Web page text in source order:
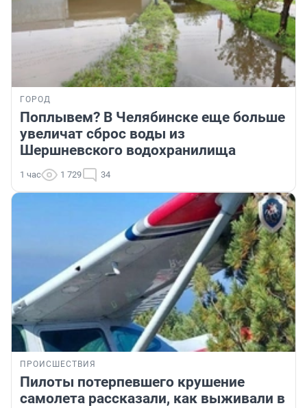
ГОРОД
Поплывем? В Челябинске еще больше
увеличат сброс воды из
Шершневского водохранилища
1 час 1 729 34
ПРОИСШЕСТВИЯ
Пилоты потерпевшего крушение
самолета рассказали, как выживали в